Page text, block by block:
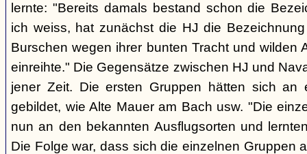
lernte: "Bereits damals bestand schon die
ich weiss, hat zunächst die HJ die
Burschen wegen ihrer bunten Tracht und wilden
einreihte." Die Gegensätze zwischen HJ und
jener Zeit. Die ersten Gruppen hätten sich an
gebildet, wie Alte Mauer am Bach usw. "Die
nun an den bekannten Ausflugsorten und
Die Folge war, dass sich die einzelnen Gruppen